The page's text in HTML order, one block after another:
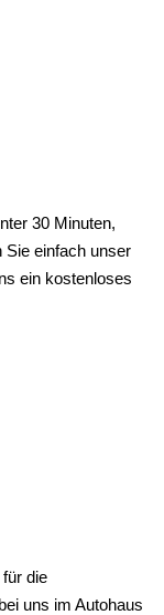
30 Minuten,
Sie einfach unser
ein kostenloses
die
uns im Autohaus